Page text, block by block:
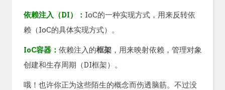
依赖注入（DI）： IoC的一种实现方式，用来反转依
赖（IoC的具体实现方式）。
IoC容器： 依赖注入的框架，用来映射依赖，管理对象
创建和生存周期（DI框架）。
哦！也许你正为这些陌生的概念而伤透脑筋。不过没